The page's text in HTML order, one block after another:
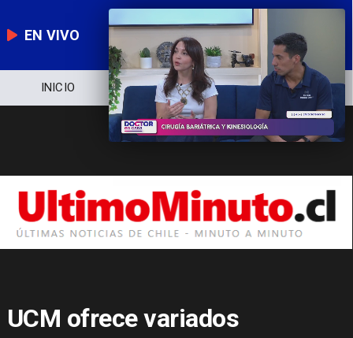
EN VIVO
NOTICIERO POLÍTICA ECONOMÍA
UCM ofrece variados